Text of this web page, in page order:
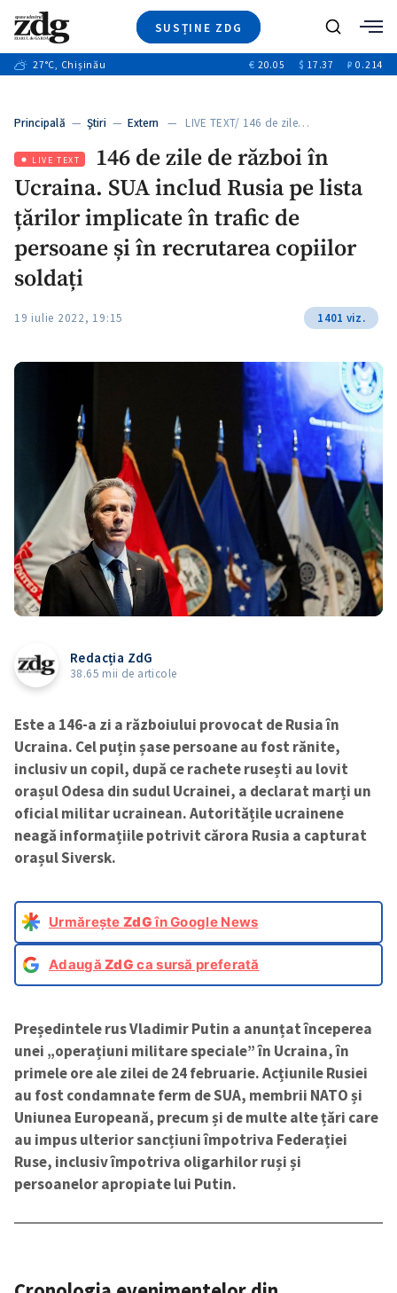
SUSȚINE ZDG
Ştiri
+7
Special
+1
+1
Blog
+1
Caută
27°C, Chișinău € 20.05 $ 17.37 ₽ 0.214
Principală — Ştiri — Extern — LIVE TEXT/ 146 de zile…
LIVE TEXT
146 de zile de război în
Ucraina. SUA includ Rusia pe lista
țărilor implicate în trafic de
persoane și în recrutarea copiilor
soldați
19 iulie 2022, 19:15 1401 viz.
Redacția ZdG
38.65 mii de articole
Este a 146-a zi a războiului provocat de Rusia în
Ucraina. Cel puțin șase persoane au fost rănite,
inclusiv un copil, după ce rachete rusești au lovit
orașul Odesa din sudul Ucrainei, a declarat marți un
oficial militar ucrainean. Autoritățile ucrainene
neagă informațiile potrivit cărora Rusia a capturat
orașul Siversk.
Urmărește ZdGîn Google News
AdaugăZdG ca sursă preferată
Președintele rus Vladimir Putin a anunțat începerea
unei „operațiuni militare speciale” în Ucraina, în
primele ore ale zilei de 24 februarie. Acțiunile Rusiei
au fost condamnate ferm de SUA, membrii NATO și
Uniunea Europeană, precum și de multe alte țări care
au impus ulterior sancțiuni împotriva Federației
Ruse, inclusiv împotriva oligarhilor ruși și
persoanelor apropiate lui Putin.